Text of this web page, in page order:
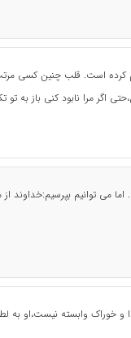
کرده است. قلب چنین کسی
اگر مرا نابود کنی باز به تو
می توانیم بپرسیم:خداوند
و خوراک وابسته نیست،او به